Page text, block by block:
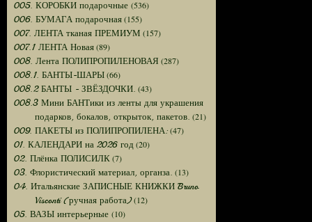
005. КОРОБКИ подарочные (536)
006. БУМАГА подарочная(155)
007. ЛЕНТА тканая ПРЕМИУМ (157)
007.1 ЛЕНТА Новая(89)
008. Лента ПОЛИПРОПИЛЕНОВАЯ (287)
008.1. БАНТЫ-ШАРЫ(66)
008.2 БАНТЫ - ЗВЁЗДОЧКИ. (43)
008.3 Мини БАНТики из ленты для украшения
подарков, бокалов, открыток, пакетов. (21)
009. ПАКЕТЫ из ПОЛИПРОПИЛЕНА:(47)
01. КАЛЕНДАРИ на 2026 год (20)
02. Плёнка ПОЛИСИЛК(7)
03. Флористический материал, органза. (13)
04. Итальянские ЗАПИСНЫЕ КНИЖКИ Bruno
Visconti (ручная работа)(12)
05. ВАЗЫ интерьерные (10)